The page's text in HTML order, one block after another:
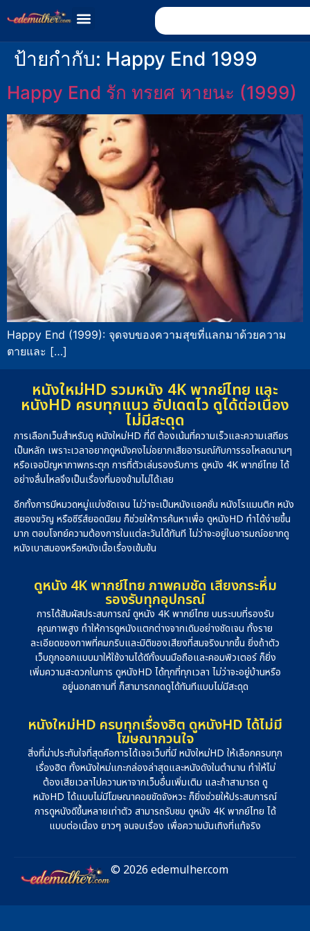
ป้ายกำกับ: Happy End 1999
Happy End รัก ทรยศ หายนะ (1999)
Happy End (1999): จุดจบของความสุขที่แลกมาด้วยความ
ตายและ […]
หนังใหม่HD รวมหนัง 4K พากย์ไทย และ
หนังHD ครบทุกแนว อัปเดตไว ดูได้ต่อเนื่อง
ไม่มีสะดุด
การเลือกเว็บสำหรับดู หนังใหม่HD ที่ดี ต้องเน้นที่ความเร็วและความเสถียร
เป็นหลัก เพราะเวลาอยากดูหนังคงไม่อยากเสียอารมณ์กับการรอโหลดนานๆ
หรือเจอปัญหาภาพกระตุก การที่ตัวเล่นรองรับการ ดูหนัง 4K พากย์ไทย ได้
อย่างลื่นไหลจึงเป็นเรื่องที่มองข้ามไม่ได้เลย
อีกทั้งการมีหมวดหมู่แบ่งชัดเจน ไม่ว่าจะเป็นหนังแอคชั่น หนังโรแมนติก หนัง
สยองขวัญ หรือซีรีส์ยอดนิยม ก็ช่วยให้การค้นหาเพื่อ ดูหนังHD ทำได้ง่ายขึ้น
มาก ตอบโจทย์ความต้องการในแต่ละวันได้ทันที ไม่ว่าจะอยู่ในอารมณ์อยากดู
หนังเบาสมองหรือหนังเนื้อเรื่องเข้มข้น
ดูหนัง 4K พากย์ไทย ภาพคมชัด เสียงกระหึ่ม
รองรับทุกอุปกรณ์
การได้สัมผัสประสบการณ์ ดูหนัง 4K พากย์ไทย บนระบบที่รองรับ
คุณภาพสูง ทำให้การดูหนังแตกต่างจากเดิมอย่างชัดเจน ทั้งราย
ละเอียดของภาพที่คมกริบและมิติของเสียงที่สมจริงมากขึ้น ยิ่งถ้าตัว
เว็บถูกออกแบบมาให้ใช้งานได้ดีทั้งบนมือถือและคอมพิวเตอร์ ก็ยิ่ง
เพิ่มความสะดวกในการ ดูหนังHD ได้ทุกที่ทุกเวลา ไม่ว่าจะอยู่บ้านหรือ
อยู่นอกสถานที่ ก็สามารถกดดูได้ทันทีแบบไม่มีสะดุด
หนังใหม่HD ครบทุกเรื่องฮิต ดูหนังHD ได้ไม่มี
โฆษณากวนใจ
สิ่งที่น่าประทับใจที่สุดคือการได้เจอเว็บที่มี หนังใหม่HD ให้เลือกครบทุก
เรื่องฮิต ทั้งหนังใหม่แกะกล่องล่าสุดและหนังดังในตำนาน ทำให้ไม่
ต้องเสียเวลาไปควานหาจากเว็บอื่นเพิ่มเติม และถ้าสามารถ ดู
หนังHD ได้แบบไม่มีโฆษณาคอยขัดจังหวะ ก็ยิ่งช่วยให้ประสบการณ์
การดูหนังดีขึ้นหลายเท่าตัว สามารถรับชม ดูหนัง 4K พากย์ไทย ได้
แบบต่อเนื่อง ยาวๆ จนจบเรื่อง เพื่อความบันเทิงที่แท้จริง
© 2026 edemulher.com